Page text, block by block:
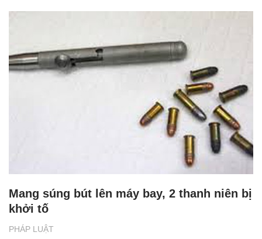
PHÁP LUẬT
Mang súng bút lên máy bay, 2 thanh niên bị
khởi tố